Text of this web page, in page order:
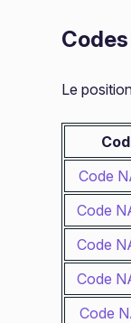
Le
Code
Code
Code
Code
Code